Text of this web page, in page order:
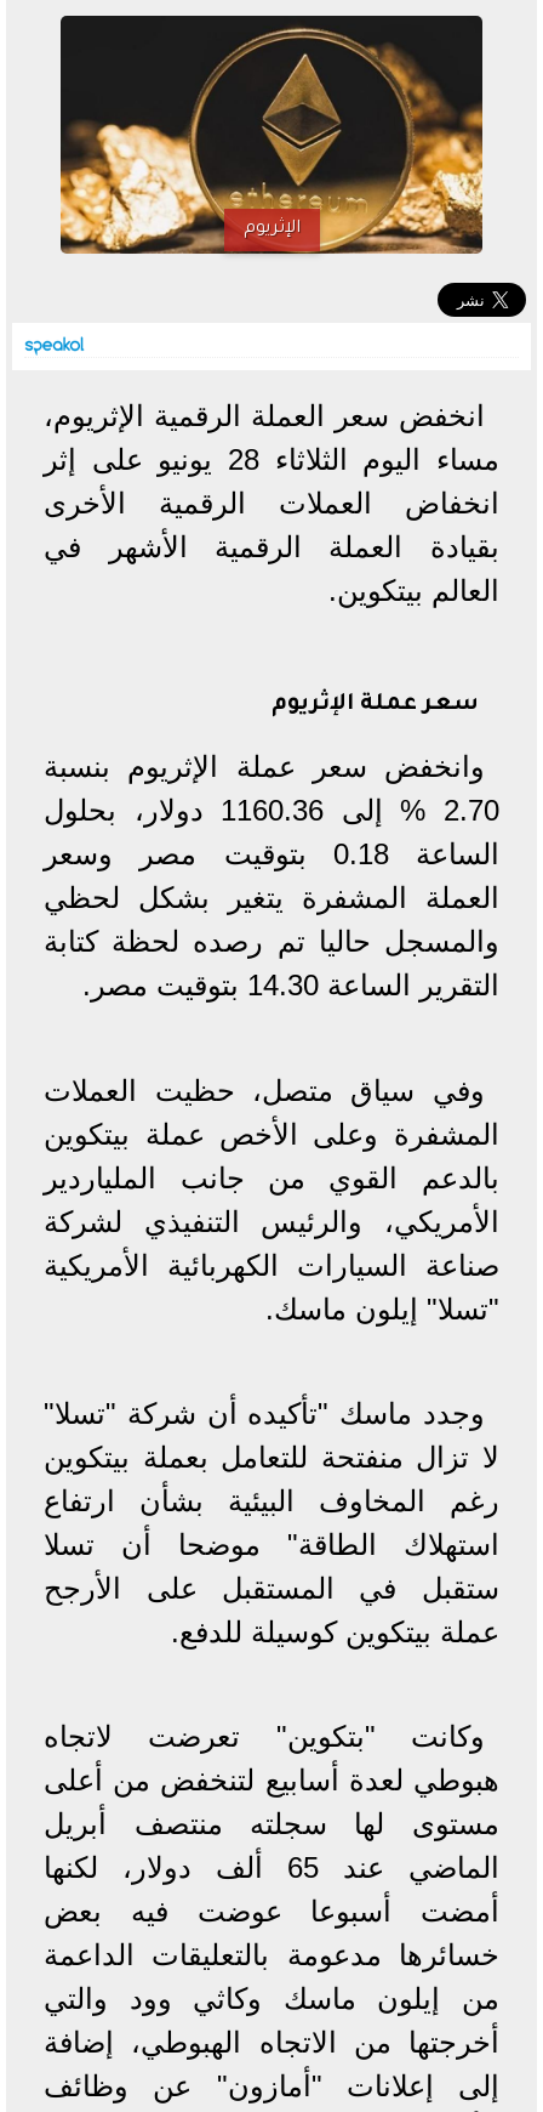
خطوات الاستعلام فور اعتمادها
تصرف مثير من ميسي ونجوم الأرجنتين قبل مواجهة مصر
- 2026
تحسن حالة فضل شاكر الصحية وخروجه من المستشفى |
تفاصيل
الإثريوم
انخفض سعر العملة الرقمية الإثريوم،
مساء اليوم الثلاثاء 28 يونيو على إثر
انخفاض العملات الرقمية الأخرى
بقيادة العملة الرقمية الأشهر في
العالم بيتكوين.
سعر عملة الإثريوم
وانخفض سعر عملة الإثريوم بنسبة
2.70 % إلى 1160.36 دولار، بحلول
الساعة 0.18 بتوقيت مصر وسعر
العملة المشفرة يتغير بشكل لحظي
والمسجل حاليا تم رصده لحظة كتابة
التقرير الساعة 14.30 بتوقيت مصر.
وفي سياق متصل، حظيت العملات
المشفرة وعلى الأخص عملة بيتكوين
بالدعم القوي من جانب الملياردير
الأمريكي، والرئيس التنفيذي لشركة
صناعة السيارات الكهربائية الأمريكية
"تسلا" إيلون ماسك.
وجدد ماسك "تأكيده أن شركة "تسلا"
لا تزال منفتحة للتعامل بعملة بيتكوين
رغم المخاوف البيئية بشأن ارتفاع
استهلاك الطاقة" موضحا أن تسلا
ستقبل في المستقبل على الأرجح
عملة بيتكوين كوسيلة للدفع.
وكانت "بتكوين" تعرضت لاتجاه
هبوطي لعدة أسابيع لتنخفض من أعلى
مستوى لها سجلته منتصف أبريل
الماضي عند 65 ألف دولار، لكنها
أمضت أسبوعا عوضت فيه بعض
خسائرها مدعومة بالتعليقات الداعمة
من إيلون ماسك وكاثي وود والتي
أخرجتها من الاتجاه الهبوطي، إضافة
إلى إعلانات "أمازون" عن وظائف